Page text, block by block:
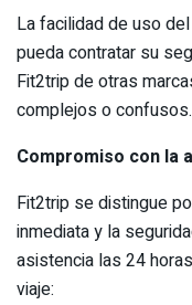
La facilidad de uso
pueda contratar su
Fit2trip de otras
complejos o confusos.
Compromiso con la
Fit2trip se distingue
inmediata y la
asistencia las 24
viaje: